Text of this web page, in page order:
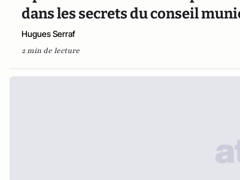
dans les secrets du conseil
Hugues Serraf
2 min de lecture